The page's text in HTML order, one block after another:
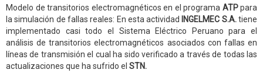
Modelo de transitorios electromagnéticos en el programa ATPpara
la simulación de fallas reales: En esta actividad
INGELMEC S.A.tiene
implementado casi todo el Sistema Eléctrico Peruano para el
análisis de transitorios electromagnéticos asociados con fallas en
líneas de transmisión el cual ha sido verificado a través de todas las
actualizaciones que ha sufrido el STN.